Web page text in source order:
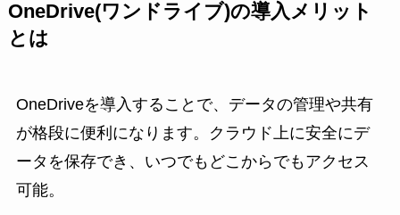
OneDrive(ワンドライブ)の導入メリット
とは
OneDriveを導入することで、データの管理や共有
が格段に便利になります。クラウド上に安全にデ
ータを保存でき、いつでもどこからでもアクセス
可能。